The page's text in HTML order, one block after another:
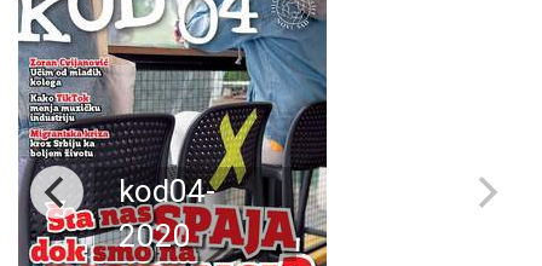
kod04-
2020